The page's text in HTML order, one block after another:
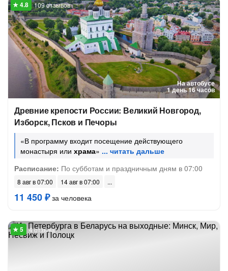
На автобусе
1 день 16 часов
109 отзывов
Древние крепости России: Великий Новгород,
Изборск, Псков и Печоры
«В программу входит посещение действующего
монастыря или храма»
Расписание: По субботам и праздничным дням в 07:00
8 авг в 07:00 14 авг в 07:00
11 450 ₽за человека
4 отзыва